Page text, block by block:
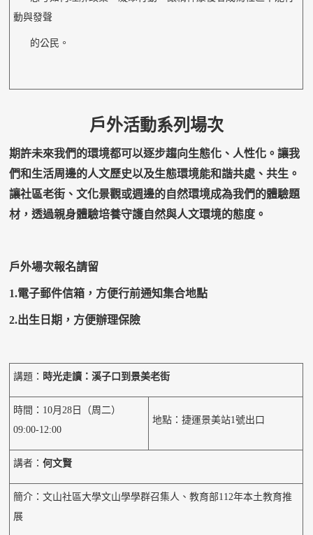
動與發聲
的公民。
戶外活動系列場次
期許未來我們的環境都可以逐步趨向生態化、人性化。讓我
們和生活周邊的人文歷史以及生態環境能和諧共處、共生。
讓社區老街、文化景觀或週邊的自然環境成為我們的體驗題
材，透過親身體驗培養守護自然與人文環境的態度。
戶外場次報名請留
1.電子郵件信箱，方便行前通知集合地點
2.出生日期，方便辦理保險
講題： 時光走讀：溪子口到景美老街
時間：10月28日（周二）
09:00-12:00
地點：捷運景美站1號出口
講者：何文賢
簡介：文山社區大學文山學學群召集人、教育部112年本土教育推
展